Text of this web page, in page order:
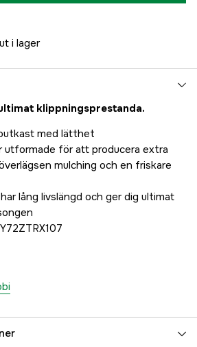
i lager
klippningsprestanda.
med lätthet
utformade för att producera extra
mulching och en friskare
lång livslängd och ger dig ultimat